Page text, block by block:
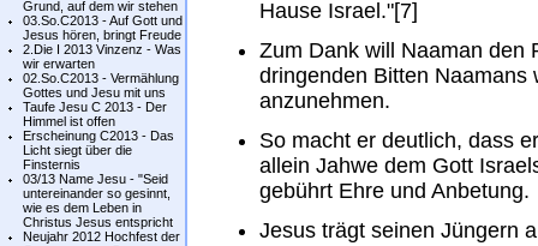
Grund, auf dem wir stehen
03.So.C2013 - Auf Gott und
Jesus hören, bringt Freude
2.Die I 2013 Vinzenz - Was
wir erwarten
02.So.C2013 - Vermählung
Gottes und Jesu mit uns
Taufe Jesu C 2013 - Der
Himmel ist offen
Erscheinung C2013 - Das
Licht siegt über die
Finsternis
03/13 Name Jesu - "Seid
untereinander so gesinnt,
wie es dem Leben in
Christus Jesus entspricht
Neujahr 2012 Hochfest der
Hause Israel."[7]
Zum Dank will Naaman den
dringenden Bitten Naamans
anzunehmen.
So macht er deutlich, dass
allein Jahwe dem Gott
gebührt Ehre und Anbetung.
Jesus trägt seinen Jüngern